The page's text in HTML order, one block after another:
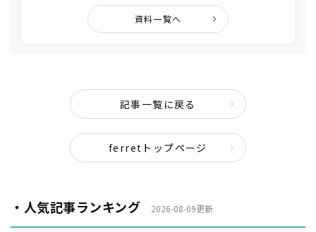
資料一覧へ
記事一覧に戻る
ferretトップページ
・人気記事ランキング 2026-08-09更新